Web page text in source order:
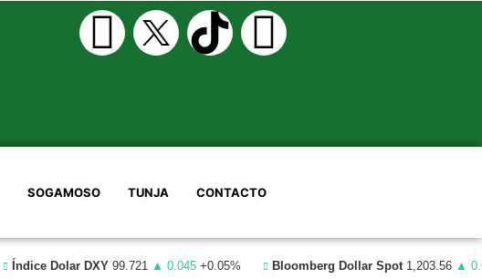
SOGAMOSO TUNJA CONTACTO
Índice Dolar DXY 99.721 ▲ 0.045 +0.05% Bloomberg Dollar Spot 1,203.56 ▲